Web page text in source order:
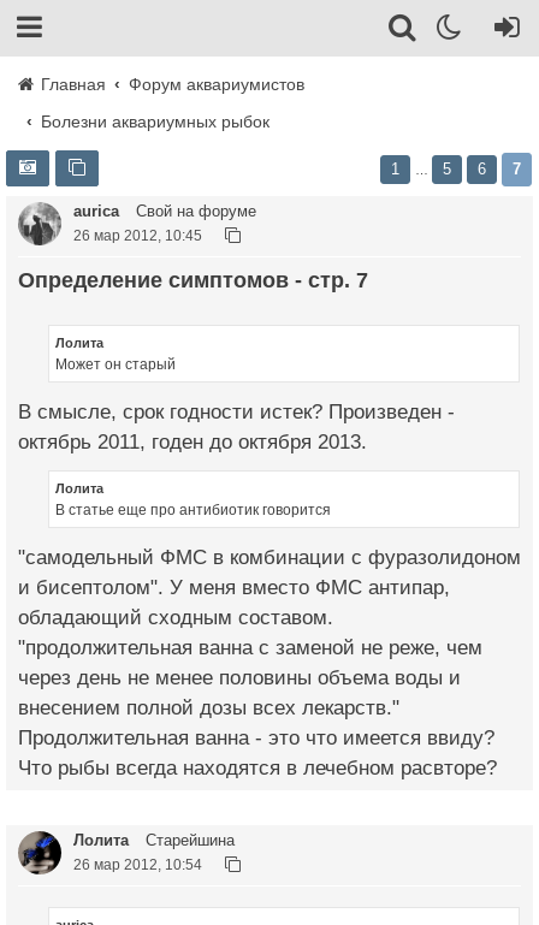
Главная
Форум аквариумистов
Болезни аквариумных рыбок
1 5 6 7
aurica Свой на форуме
26 мар 2012, 10:45
Определение симптомов - стр. 7
Лолита
Может он старый
В смысле, срок годности истек? Произведен -
октябрь 2011, годен до октября 2013.
Лолита
В статье еще про антибиотик говорится
"самодельный ФМС в комбинации с фуразолидоном
и бисептолом". У меня вместо ФМС антипар,
обладающий сходным составом.
"продолжительная ванна с заменой не реже, чем
через день не менее половины объема воды и
внесением полной дозы всех лекарств."
Продолжительная ванна - это что имеется ввиду?
Что рыбы всегда находятся в лечебном расвторе?
Лолита Старейшина
26 мар 2012, 10:54